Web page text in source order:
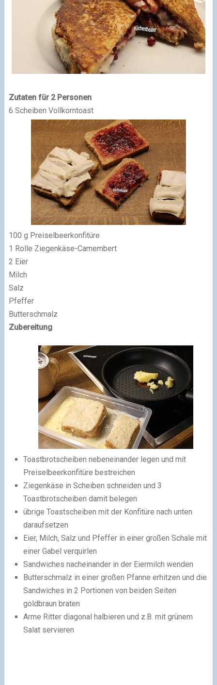
Zutaten für 2 Personen
6 Scheiben Vollkorntoast
100 g Preiselbeerkonfitüre
1 Rolle Ziegenkäse-Camembert
2 Eier
Milch
Salz
Pfeffer
Butterschmalz
Zubereitung
Toastbrotscheiben nebeneinander legen und mit
Preiselbeerkonfitüre bestreichen
Ziegenkäse in Scheiben schneiden und 3
Toastbrotscheiben damit belegen
übrige Toastscheiben mit der Konfitüre nach unten
daraufsetzen
Eier, Milch, Salz und Pfeffer in einer großen Schale mit
einer Gabel verquirlen
Sandwiches nacheinander in der Eiermilch wenden
Butterschmalz in einer großen Pfanne erhitzen und die
Sandwiches in 2 Portionen von beiden Seiten
goldbraun braten
Arme Ritter diagonal halbieren und z.B. mit grünem
Salat servieren